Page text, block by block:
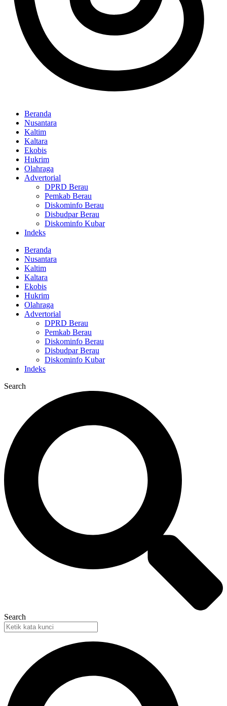
Beranda
Nusantara
Kaltim
Kaltara
Ekobis
Hukrim
Olahraga
Advertorial
DPRD Berau
Pemkab Berau
Diskominfo Berau
Disbudpar Berau
Diskominfo Kubar
Indeks
Beranda
Nusantara
Kaltim
Kaltara
Ekobis
Hukrim
Olahraga
Advertorial
DPRD Berau
Pemkab Berau
Diskominfo Berau
Disbudpar Berau
Diskominfo Kubar
Indeks
Search
Search